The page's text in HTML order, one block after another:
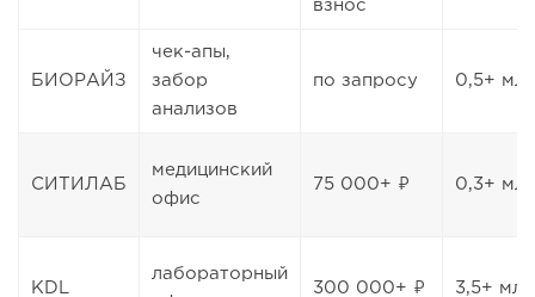
взнос
БИОРАЙЗ
чек-апы,
забор
анализов
по запросу 0,5+
СИТИЛАБ
медицинский
офис
75 000+ ₽ 0,3+
KDL
лабораторный
300 000+ ₽ 3,5+